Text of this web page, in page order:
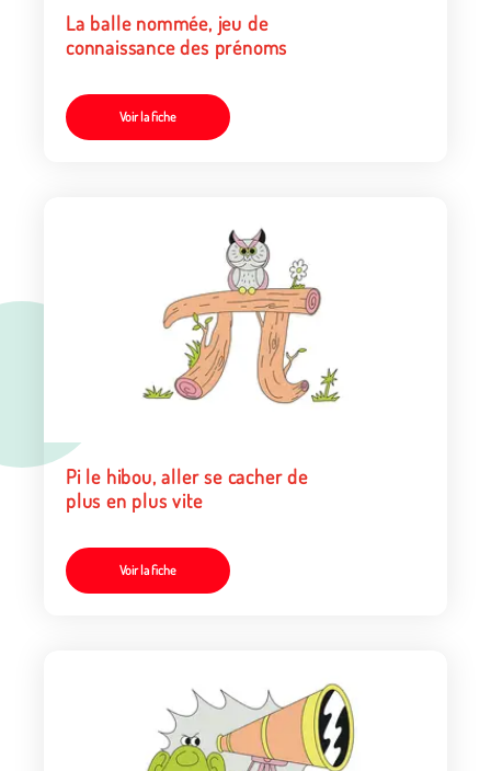
La balle nommée, jeu de
connaissance des prénoms
Voir la fiche
Pi le hibou, aller se cacher de
plus en plus vite
Voir la fiche